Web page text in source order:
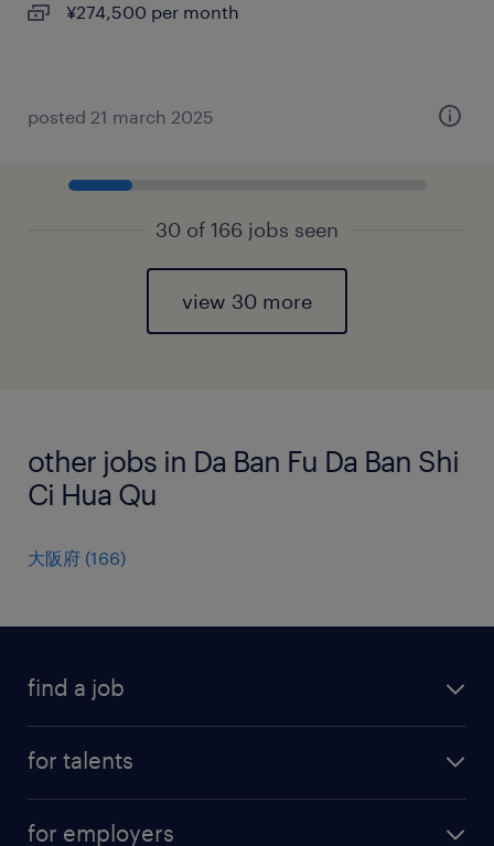
¥274,500 per month
posted 21 march 2025
30 of 166 jobs seen
view 30 more
other jobs in Da Ban Fu Da Ban Shi
Ci Hua Qu
大阪府 (166)
find a job
for talents
for employers